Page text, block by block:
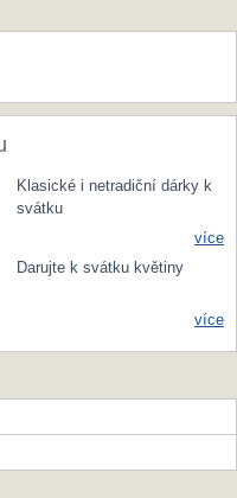
Klasické i netradiční dárky k
svátku
více
Darujte k svátku květiny
více